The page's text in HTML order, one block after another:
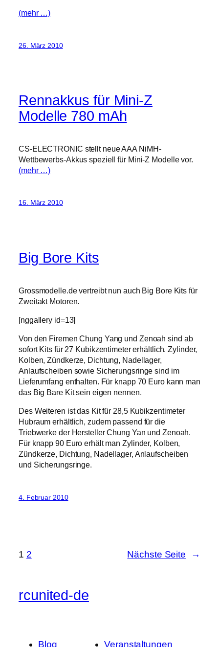
(mehr …)
26. März 2010
Rennakkus für Mini-Z
Modelle 780 mAh
CS-ELECTRONIC stellt neue AAA NiMH-
Wettbewerbs-Akkus speziell für Mini-Z Modelle vor.
(mehr …)
16. März 2010
Big Bore Kits
Grossmodelle.de vertreibt nun auch Big Bore Kits für
Zweitakt Motoren.
[nggallery id=13]
Von den Firemen Chung Yang und Zenoah sind ab
sofort Kits für 27 Kubikzentimeter erhältlich. Zylinder,
Kolben, Zündkerze, Dichtung, Nadellager,
Anlaufscheiben sowie Sicherungsringe sind im
Lieferumfang enthalten. Für knapp 70 Euro kann man
das Big Bare Kit sein eigen nennen.
Des Weiteren ist das Kit für 28,5 Kubikzentimeter
Hubraum erhältlich, zudem passend für die
Triebwerke der Hersteller Chung Yan und Zenoah.
Für knapp 90 Euro erhält man Zylinder, Kolben,
Zündkerze, Dichtung, Nadellager, Anlaufscheiben
und Sicherungsringe.
4. Februar 2010
1 2 Nächste Seite →
rcunited-de
Blog Veranstaltungen